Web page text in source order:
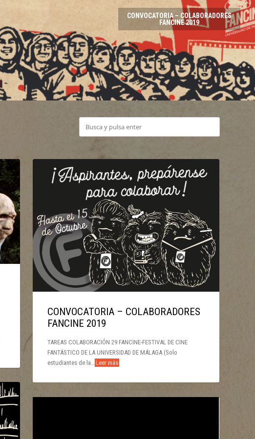
CONVOCATORIA – COLABORADORES
FANCINE 2019
TALLER DE ELABORACIÓN DE CERVEZA
RUSA”, EL SPOT PARA SU 29 EDICIÓN
CONCURSO #29FANCINESLOGAN
‘VIVARIUM’ SERÁ LA PELÍCULA
INAUGURAL DEL 29 FANCINE
CONVOCATORIA – COLABORADORES
FANCINE 2019
TAREAS COLABORACIÓN 29 FANCINE-FESTIVAL DE CINE
FANTÁSTICO DE LA UNIVERSIDAD DE MÁLAGA (Solo
estudiantes de la… Leer más